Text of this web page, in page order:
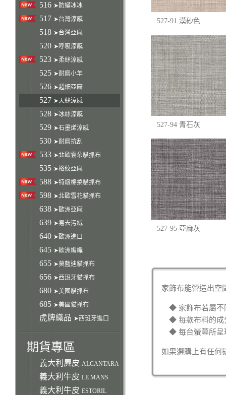
516 ➤防蟎冰冰
517 ➤台灣涼感
518 ➤台灣亞麻
520 ➤呼吸涼感
523 ➤柔絲涼感
525 ➤耐磨小羊
526 ➤超細亞麻
527 ➤天絲涼感
528 ➤冰絲涼感
529 ➤石墨烯涼感
530 ➤耐磨抗刮
533 ➤北歐雲朵貓抓布
535 ➤格紋亞麻
588 ➤特級棉柔貓抓布
598 ➤北歐雪花貓抓布
638 ➤歐洲亞麻
639 ➤易去污絨
640 ➤歐洲進口
645 ➤歐洲編織
655 ➤莫藍迪貓抓布
656 ➤西班牙貓抓布
680 ➤美國貓抓布
685 ➤美國貓抓布
虎牌織品 ➤西班牙進口
期貨專區
義大利麂皮 ALCANTARA
義大利牛皮 LE MANS
義大利牛皮 ESTORIL
527-91 漠砂色
527-94 青石灰
527-95 亞麻灰
家飾布能營造出空
◆ 家飾布若屬不
◆ 每款布料的成
◆ 每台螢幕所呈
如果選購上有任何